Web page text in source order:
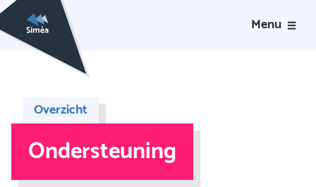
Menu
Overzicht
Ondersteuning